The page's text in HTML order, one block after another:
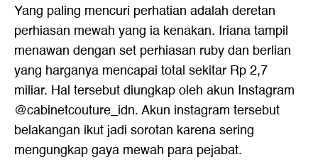
Yang paling mencuri perhatian adalah deretan
perhiasan mewah yang ia kenakan. Iriana tampil
menawan dengan set perhiasan ruby dan berlian
yang harganya mencapai total sekitar Rp 2,7
miliar. Hal tersebut diungkap oleh akun Instagram
@cabinetcouture_idn. Akun instagram tersebut
belakangan ikut jadi sorotan karena sering
mengungkap gaya mewah para pejabat.